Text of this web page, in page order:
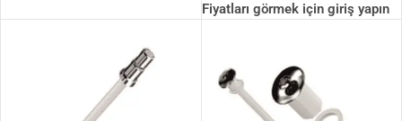
Fiyatları görmek için giriş yapın